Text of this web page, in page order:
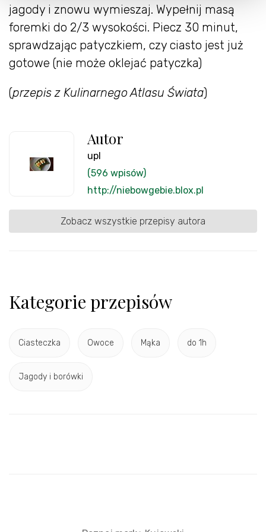
jagody i znowu wymieszaj. Wypełnij masą
foremki do 2/3 wysokości. Piecz 30 minut,
sprawdzając patyczkiem, czy ciasto jest już
gotowe (nie może oklejać patyczka)
(przepis z Kulinarnego Atlasu Świata)
Autor
upl
(596 wpisów)
http://niebowgebie.blox.pl
Zobacz wszystkie przepisy autora
Kategorie przepisów
Ciasteczka Owoce Mąka do 1h
Jagody i borówki